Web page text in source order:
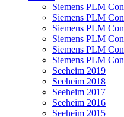
Siemens PLM
Siemens PLM
Siemens PLM
Siemens PLM
Siemens PLM
Siemens PLM
Seeheim 2019
Seeheim 2018
Seeheim 2017
Seeheim 2016
Seeheim 2015